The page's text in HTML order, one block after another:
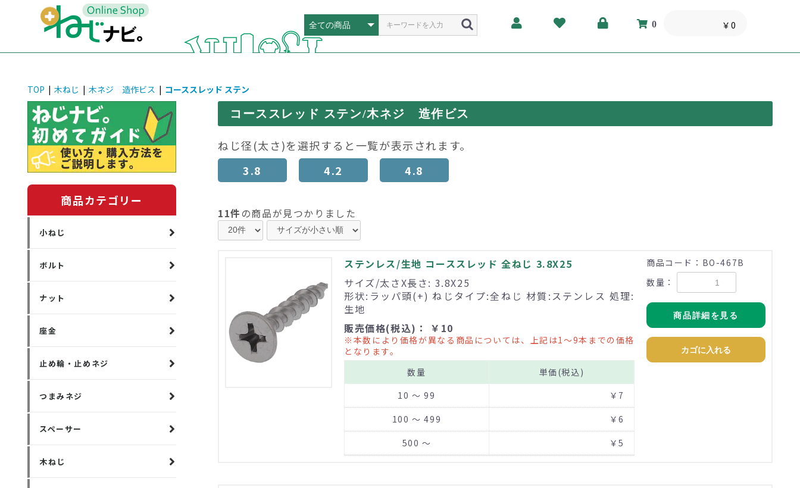
0 ￥0
TOP | 木ねじ | 木ネジ 造作ビス | コーススレッド ステン
商品カテゴリー
小ねじ
ボルト
ナット
座金
止め輪・止めネジ
つまみネジ
スペーサー
木ねじ
コーススレッド ステン/木ネジ 造作ビス
ねじ径(太さ)を選択すると一覧が表示されます。
3.8
4.2 4.8
11件 の商品が見つかりました
ステンレス/生地 コーススレッド 全ねじ 3.8X25
サイズ/太さX長さ: 3.8X25
形状:ラッパ頭(+) ねじタイプ:全ねじ 材質:ステンレス 処理:
生地
販売価格(税込)： ￥10
※本数により価格が異なる商品については、上記は1～9本までの価格
となります。
数量
単価(税込)
10 ～ 99
￥7
100 ～ 499
￥6
500 ～
￥5
商品コード：BO-467B
数量：
商品詳細を見る
カゴに入れる